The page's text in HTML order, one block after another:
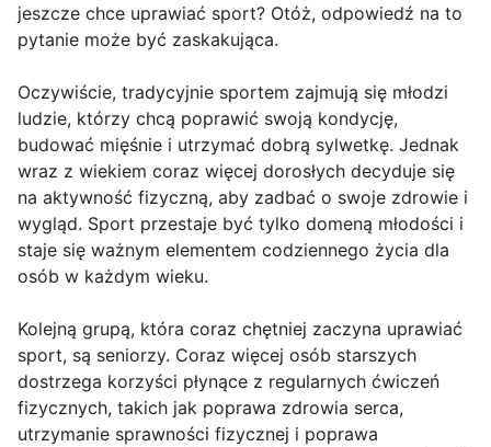
jeszcze chce uprawiać sport? Otóż, odpowiedź na to
pytanie może być zaskakująca.
Oczywiście, tradycyjnie sportem zajmują się młodzi
ludzie, którzy chcą poprawić swoją kondycję,
budować mięśnie i utrzymać dobrą sylwetkę. Jednak
wraz z wiekiem coraz więcej dorosłych decyduje się
na aktywność fizyczną, aby zadbać o swoje zdrowie i
wygląd. Sport przestaje być tylko domeną młodości i
staje się ważnym elementem codziennego życia dla
osób w każdym wieku.
Kolejną grupą, która coraz chętniej zaczyna uprawiać
sport, są seniorzy. Coraz więcej osób starszych
dostrzega korzyści płynące z regularnych ćwiczeń
fizycznych, takich jak poprawa zdrowia serca,
utrzymanie sprawności fizycznej i poprawa